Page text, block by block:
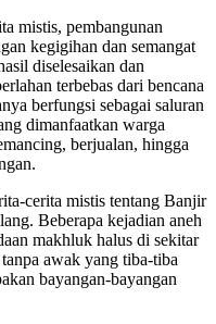
mistis, pembangunan
kegigihan dan semangat
diselesaikan dan
terbebas dari bencana
berfungsi sebagai saluran
dimanfaatkan warga
berjualan, hingga
cerita mistis tentang Banjir
Beberapa kejadian aneh
makhluk halus di sekitar
awak yang tiba-tiba
bayangan-bayangan